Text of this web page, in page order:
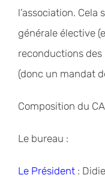
l’association. Cela
générale élective
reconductions
(donc un mandat
Composition du
Le bureau :
Le Président :